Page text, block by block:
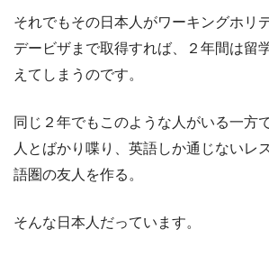
それでもその日本人がワーキングホリ
デービザまで取得すれば、２年間は留
えてしまうのです。
同じ２年でもこのような人がいる一方
人とばかり喋り、英語しか通じないレ
語圏の友人を作る。
そんな日本人だっています。